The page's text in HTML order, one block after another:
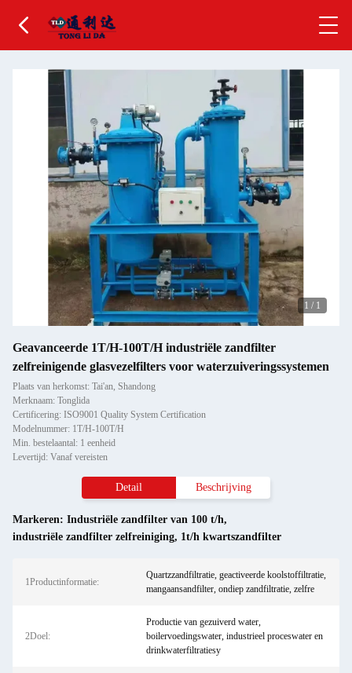
1 / 1
Geavanceerde 1T/H-100T/H industriële zandfilter
zelfreinigende glasvezelfilters voor waterzuiveringssystemen
Plaats van herkomst: Tai'an, Shandong
Merknaam: Tonglida
Certificering: ISO9001 Quality System Certification
Modelnummer: 1T/H-100T/H
Min. bestelaantal: 1 eenheid
Levertijd: Vanaf vereisten
Detail Beschrijving
Markeren: Industriële zandfilter van 100 t/h,
industriële zandfilter zelfreiniging, 1t/h kwartszandfilter
1Productinformatie:
Quartzzandfiltratie, geactiveerde koolstoffiltratie,
mangaansandfilter, ondiep zandfiltratie, zelfre
2Doel:
Productie van gezuiverd water,
boilervoedingswater, industrieel proceswater en
drinkwaterfiltratiesy